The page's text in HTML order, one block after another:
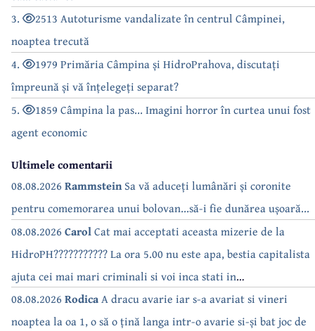
3.
2513 Autoturisme vandalizate în centrul Câmpinei,
noaptea trecută
4.
1979 Primăria Câmpina și HidroPrahova, discutați
împreună și vă înțelegeți separat?
5.
1859 Câmpina la pas... Imagini horror în curtea unui fost
agent economic
Ultimele comentarii
08.08.2026 RammsteinSa vă aduceți lumânări și coronite
pentru comemorarea unui bolovan...să-i fie dunărea ușoară...
08.08.2026 CarolCat mai acceptati aceasta mizerie de la
HidroPH??????????? La ora 5.00 nu este apa, bestia capitalista
ajuta cei mai mari criminali si voi inca stati in
case???????????????
08.08.2026 RodicaA dracu avarie iar s-a avariat si vineri
noaptea la oa 1, o să o țină langa intr-o avarie si-și bat joc de